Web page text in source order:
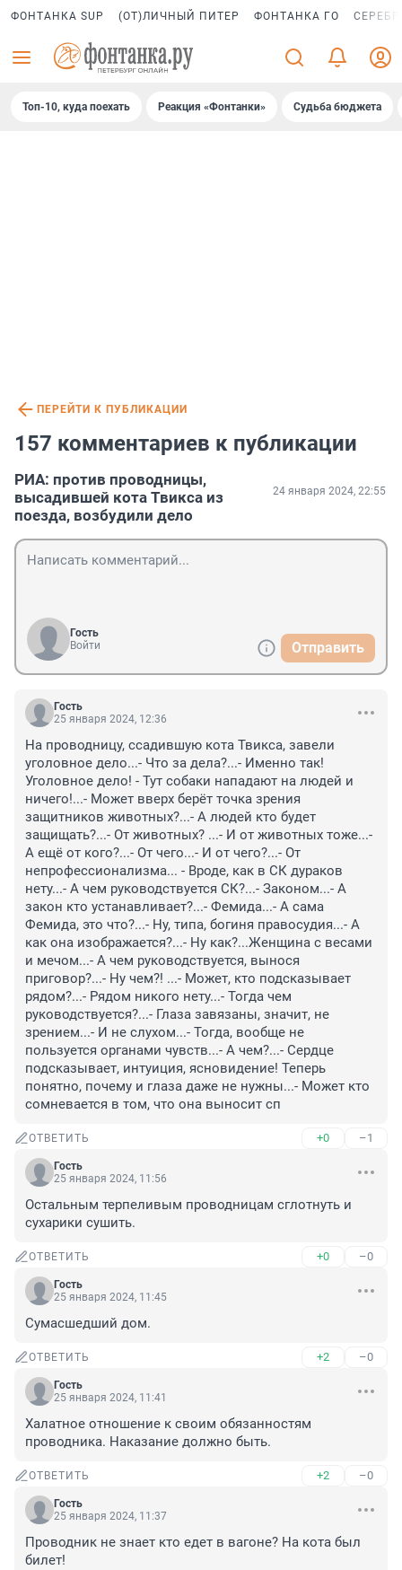
ФОНТАНКА SUP (ОТ)ЛИЧНЫЙ ПИТЕР ФОНТАНКА ГО
Топ-10, куда поехать Реакция «Фонтанки» Судьба бюджета
ПЕРЕЙТИ К ПУБЛИКАЦИИ
157 комментариев к публикации
РИА: против проводницы,
высадившей кота Твикса из
поезда, возбудили дело
24 января 2024, 22:55
Гость
Войти
Отправить
Гость
25 января 2024, 12:36
На проводницу, ссадившую кота Твикса, завели
уголовное дело...- Что за дела?...- Именно так!
Уголовное дело! - Тут собаки нападают на людей и
ничего!...- Может вверх берёт точка зрения
защитников животных?...- А людей кто будет
защищать?...- От животных? ...- И от животных тоже...-
А ещё от кого?...- От чего...- И от чего?...- От
непрофессионализма... - Вроде, как в СК дураков
нету...- А чем руководствуется СК?...- Законом...- А
закон кто устанавливает?...- Фемида...- А сама
Фемида, это что?...- Ну, типа, богиня правосудия...- А
как она изображается?...- Ну как?...Женщина с весами
и мечом...- А чем руководствуется, вынося
приговор?...- Ну чем?! ...- Может, кто подсказывает
рядом?...- Рядом никого нету...- Тогда чем
руководствуется?...- Глаза завязаны, значит, не
зрением...- И не слухом...- Тогда, вообще не
пользуется органами чувств...- А чем?...- Сердце
подсказывает, интуиция, ясновидение! Теперь
понятно, почему и глаза даже не нужны...- Может кто
сомневается в том, что она выносит сп
ОТВЕТИТЬ +0 –1
Гость
25 января 2024, 11:56
Остальным терпеливым проводницам сглотнуть и
сухарики сушить.
ОТВЕТИТЬ +0 –0
Гость
25 января 2024, 11:45
Сумасшедший дом.
ОТВЕТИТЬ +2 –0
Гость
25 января 2024, 11:41
Халатное отношение к своим обязанностям
проводника. Наказание должно быть.
ОТВЕТИТЬ +2 –0
Гость
25 января 2024, 11:37
Проводник не знает кто едет в вагоне? На кота был
билет!